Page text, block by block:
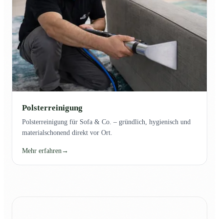
Polsterreinigung
Polsterreinigung für Sofa & Co. – gründlich, hygienisch und
materialschonend direkt vor Ort.
Mehr erfahren→